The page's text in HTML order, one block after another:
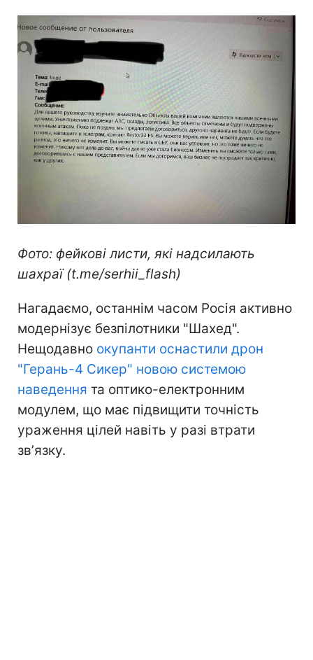
Фото: фейкові листи, які надсилають
шахраї (t.me/serhii_flash)
Нагадаємо, останнім часом Росія активно
модернізує безпілотники "Шахед".
Нещодавно окупанти оснастили дрон
"Герань-4 Сикер" новою системою
наведення та оптико-електронним
модулем, що має підвищити точність
ураження цілей навіть у разі втрати
звʼязку.